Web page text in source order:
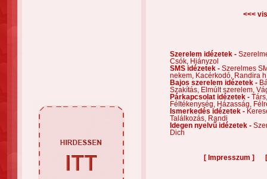
<<<
Szerelem idézetek -
Csók,
Hiányzol
SMS idézetek - Szerelmes
nekem,
Kacérkodó,
Randira
Bajos szerelem idézetek -
Szakítás,
Elmúlt szerelem,
Párkapcsolat idézetek -
Féltékenység,
Házasság,
Ismerkedés idézetek -
Találkozás,
Randi
Idegen nyelvű idézetek -
Dich
[ Impresszum ]